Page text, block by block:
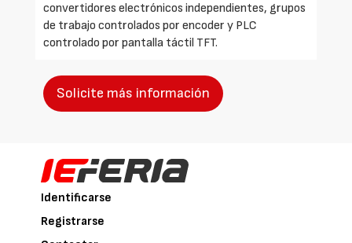
convertidores electrónicos independientes, grupos
de trabajo controlados por encoder y PLC
controlado por pantalla táctil TFT.
Solicite más información
Identificarse
Registrarse